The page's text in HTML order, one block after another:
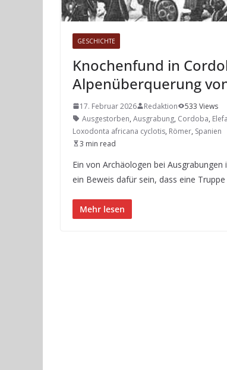
GESCHICHTE
Knochenfund in
Alpenüberquerung
17. Februar 2026 Redaktion
533 Views
Ausgestorben, Ausgrabung, Cordoba,
Loxodonta africana cyclotis, Römer, Spanien
3 min read
Ein von Archäologen bei
ein Beweis dafür sein, dass eine
Mehr lesen